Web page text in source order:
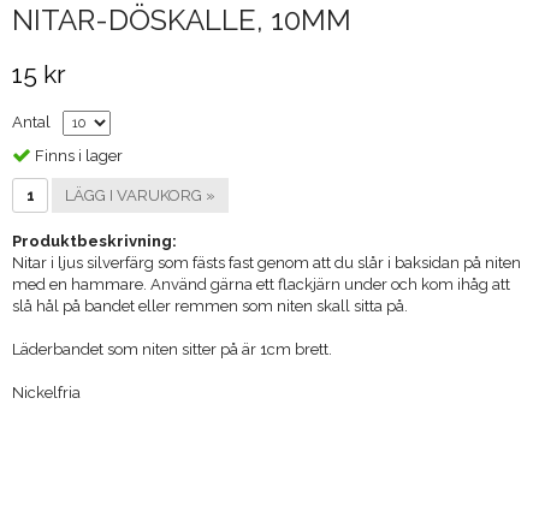
NITAR-DÖSKALLE, 10MM
15 kr
Antal
Finns i lager
LÄGG I VARUKORG »
Produktbeskrivning:
Nitar i ljus silverfärg som fästs fast genom att du slår i baksidan på niten
med en hammare. Använd gärna ett flackjärn under och kom ihåg att
slå hål på bandet eller remmen som niten skall sitta på.
Läderbandet som niten sitter på är 1cm brett.
Nickelfria